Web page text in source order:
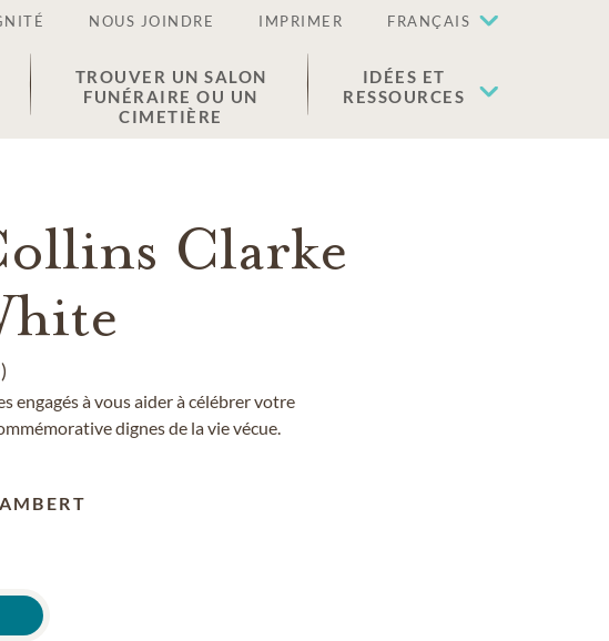
NOUS JOINDRE IMPRIMER FRANÇAIS
TROUVER UN SALON
FUNÉRAIRE OU UN
CIMETIÈRE
IDÉES ET
RESSOURCES
Clarke
engagés à vous aider à célébrer votre
dignes de la vie vécue.